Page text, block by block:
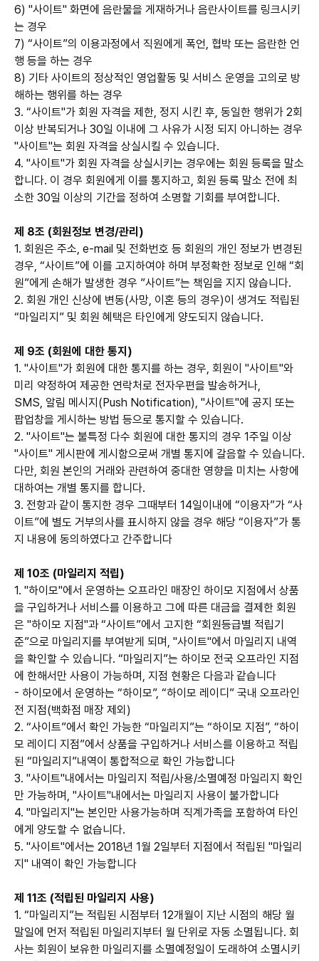
6) "사이트" 화면에 음란물을 게재하거나 음란사이트를 링크시키
는 경우
7) “사이트”의 이용과정에서 직원에게 폭언, 협박 또는 음란한 언
행 등을 하는 경우
8) 기타 사이트의 정상적인 영업활동 및 서비스 운영을 고의로 방
해하는 행위를 하는 경우
3. “사이트"가 회원 자격을 제한, 정지 시킨 후, 동일한 행위가 2회
이상 반복되거나 30일 이내에 그 사유가 시정 되지 아니하는 경우
"사이트"는 회원 자격을 상실시킬 수 있습니다.
4. "사이트"가 회원 자격을 상실시키는 경우에는 회원 등록을 말소
합니다. 이 경우 회원에게 이를 통지하고, 회원 등록 말소 전에 최
소한 30일 이상의 기간을 정하여 소명할 기회를 부여합니다.
제 8조 (회원정보 변경/관리)
1. 회원은 주소, e-mail 및 전화번호 등 회원의 개인 정보가 변경된
경우, “사이트”에 이를 고지하여야 하며 부정확한 정보로 인해 “회
원”에게 손해가 발생한 경우 ”사이트”는 책임을 지지 않습니다.
2. 회원 개인 신상에 변동(사망, 이혼 등의 경우)이 생겨도 적립된
“마일리지” 및 회원 혜택은 타인에게 양도되지 않습니다.
제 9조 (회원에 대한 통지)
1. "사이트"가 회원에 대한 통지를 하는 경우, 회원이 "사이트"와
미리 약정하여 제공한 연락처로 전자우편을 발송하거나,
SMS, 알림 메시지(Push Notification), "사이트"에 공지 또는
팝업창을 게시하는 방법 등으로 통지할 수 있습니다.
2. "사이트"는 불특정 다수 회원에 대한 통지의 경우 1주일 이상
"사이트" 게시판에 게시함으로써 개별 통지에 갈음할 수 있습니다.
다만, 회원 본인의 거래와 관련하여 중대한 영향을 미치는 사항에
대하여는 개별 통지를 합니다.
3. 전항과 같이 통지한 경우 그때부터 14일이내에 “이용자”가 “사
이트”에 별도 거부의사를 표시하지 않을 경우 해당 “이용자”가 통
지 내용에 동의하였다고 간주합니다
제 10조 (마일리지 적립)
1. "하이모"에서 운영하는 오프라인 매장인 하이모 지점에서 상품
을 구입하거나 서비스를 이용하고 그에 따른 대금을 결제한 회원
은 "하이모 지점"과 “사이트”에서 고지한 “회원등급별 적립기
준”으로 마일리지를 부여받게 되며, "사이트"에서 마일리지 내역
을 확인할 수 있습니다. “마일리지”는 하이모 전국 오프라인 지점
에 한해서만 사용이 가능하며, 지점 현황은 다음과 같습니다
- 하이모에서 운영하는 “하이모”, “하이모 레이디” 국내 오프라인
전 지점(백화점 매장 제외)
2. “사이트”에서 확인 가능한 “마일리지”는 “하이모 지점”, “하이
모 레이디 지점”에서 상품을 구입하거나 서비스를 이용하고 적립
된 “마일리지”내역이 통합적으로 확인 가능합니다
3. "사이트"내에서는 마일리지 적립/사용/소멸예정 마일리지 확인
만 가능하며, "사이트"내에서는 마일리지 사용이 불가합니다
4. "마일리지"는 본인만 사용가능하며 직계가족을 포함하여 타인
에게 양도할 수 없습니다.
5. "사이트"에서는 2018년 1월 2일부터 지점에서 적립된 "마일리
지" 내역이 확인 가능합니다
제 11조 (적립된 마일리지 사용)
1. “마일리지”는 적립된 시점부터 12개월이 지난 시점의 해당 월
말일에 먼저 적립된 마일리지부터 월 단위로 자동 소멸됩니다. 회
사는 회원이 보유한 마일리지를 소멸예정일이 도래하여 소멸시키